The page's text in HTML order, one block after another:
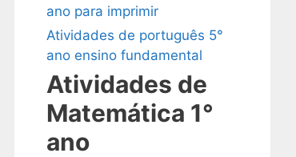
ano para imprimir
Atividades de português 5°
ano ensino fundamental
Atividades de
Matemática 1°
ano